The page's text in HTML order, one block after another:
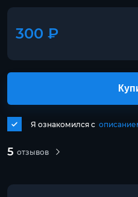
300 ₽
5 отзывов
Я ознакомился с